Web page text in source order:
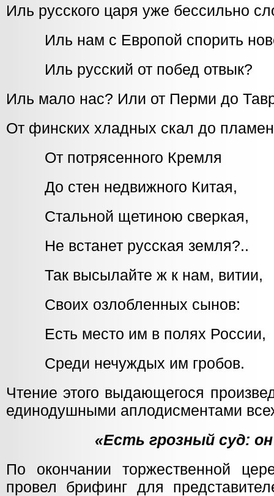
Иль русского царя уже бессильно
Иль нам с Европой спорить
Иль русский от побед отвык?
Иль мало нас? Или от Перми до
От финских хладных скал до
От потрясенного Кремля
До стен недвижного Китая,
Стальной щетиною сверкая,
Не встанет русская земля?..
Так высылайте ж к нам, витии,
Своих озлобленных сынов:
Есть место им в полях России,
Среди нечуждых им гробов.
Чтение этого выдающегося
единодушными аплодисментами
«Есть грозный суд:
По окончании торжественной
провел брифинг для